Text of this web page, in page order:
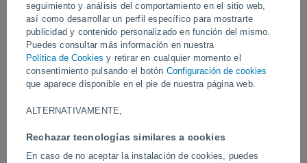
seguimiento y análisis del comportamiento en el sitio web,
así como desarrollar un perfil específico para mostrarte
publicidad y contenido personalizado en función del mismo.
Puedes consultar más información en nuestra
Política de Cookies y retirar en cualquier momento el
consentimiento pulsando el botón Configuración de cookies
que aparece disponible en el pie de nuestra página web.
ALTERNATIVAMENTE,
Rechazar tecnologías similares a cookies
En caso de no aceptar la instalación de cookies, puedes
El incidente evidenció la inestabilidad de la ladera, lo que ha
generado preocupación entre las autoridades y los vecinos por
posibles riesgos futuros durante la temporada del monzón.
Vídeos